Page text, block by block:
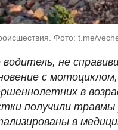
Фото: t.me/
водитель, не
с
в
получили
в